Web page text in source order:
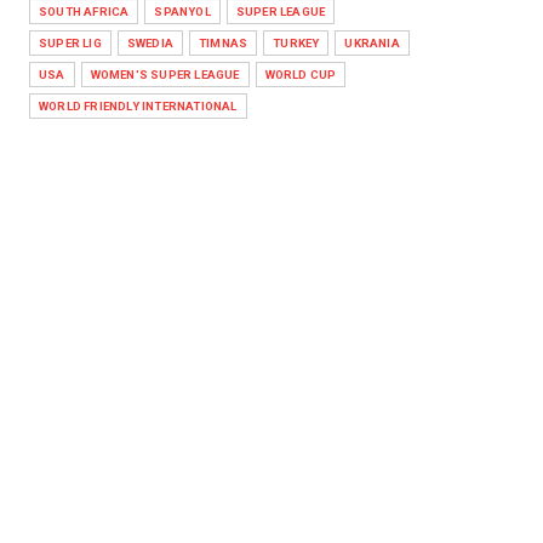
SOUTH AFRICA SPANYOL SUPER LEAGUE
SUPER LIG SWEDIA TIMNAS TURKEY UKRANIA
USA WOMEN'S SUPER LEAGUE WORLD CUP
WORLD FRIENDLY INTERNATIONAL